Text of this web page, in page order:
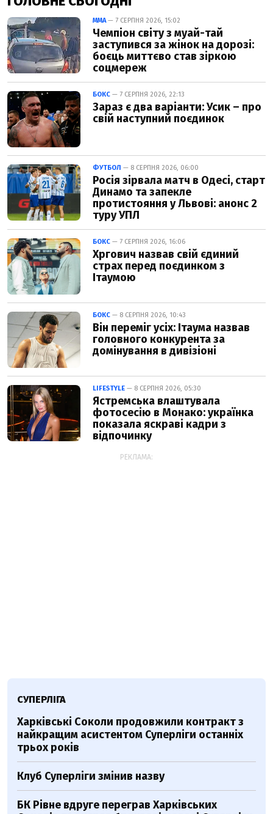
ММА— 7 СЕРПНЯ 2026, 15:02
Чемпіон світу з муай-тай
заступився за жінок на дорозі:
боєць миттєво став зіркою
соцмереж
БОКС — 7 СЕРПНЯ 2026, 22:13
Зараз є два варіанти: Усик – про
свій наступний поєдинок
ФУТБОЛ — 8 СЕРПНЯ 2026, 06:00
Росія зірвала матч в Одесі, старт
Динамо та запекле
протистояння у Львові: анонс 2
туру УПЛ
БОКС — 7 СЕРПНЯ 2026, 16:06
Хргович назвав свій єдиний
страх перед поєдинком з
Ітаумою
БОКС — 8 СЕРПНЯ 2026, 10:43
Він переміг усіх: Ітаума назвав
головного конкурента за
домінування в дивізіоні
LIFESTYLE — 8 СЕРПНЯ 2026, 05:30
Ястремська влаштувала
фотосесію в Монако: українка
показала яскраві кадри з
відпочинку
РЕКЛАМА:
СУПЕРЛІГА
Харківські Соколи продовжили контракт з
найкращим асистентом Суперліги останніх
трьох років
Клуб Суперліги змінив назву
БК Рівне вдруге переграв Харківських